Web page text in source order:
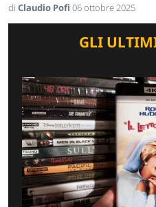
di Claudio Pofi 06 ottobre 2025
GLI